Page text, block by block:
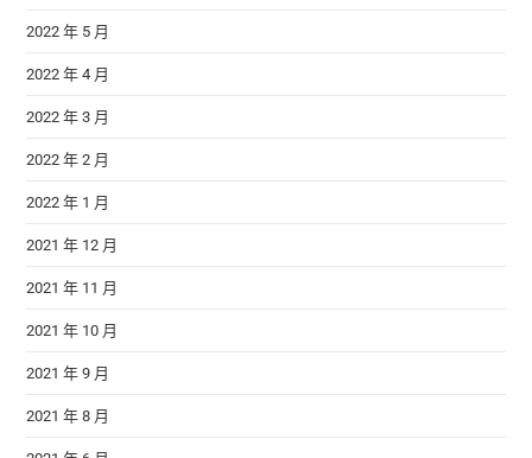
2022 年 5 月
2022 年 4 月
2022 年 3 月
2022 年 2 月
2022 年 1 月
2021 年 12 月
2021 年 11 月
2021 年 10 月
2021 年 9 月
2021 年 8 月